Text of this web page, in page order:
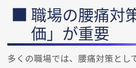
職場の腰痛対
価」が重要
多くの職場では、腰痛対策とし